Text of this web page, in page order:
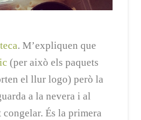
. M’expliquen que
(per això els paquets
el llur logo) però la
a la nevera i al
congelar. És la primera